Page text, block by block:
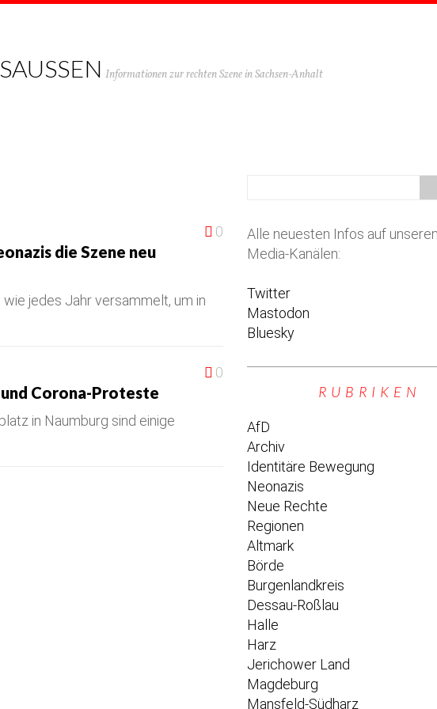
Informationen zur rechten Szene in Sachsen-Anhalt
0
die Szene neu
jedes Jahr versammelt, um in
0
Corona-Proteste
in Naumburg sind einige
Alle neuesten Infos auf
Media-Kanälen:
Twitter
Mastodon
Bluesky
RUBRIKEN
AfD
Archiv
Identitäre Bewegung
Neonazis
Neue Rechte
Regionen
Altmark
Börde
Burgenlandkreis
Dessau-Roßlau
Halle
Harz
Jerichower Land
Magdeburg
Mansfeld-Südharz